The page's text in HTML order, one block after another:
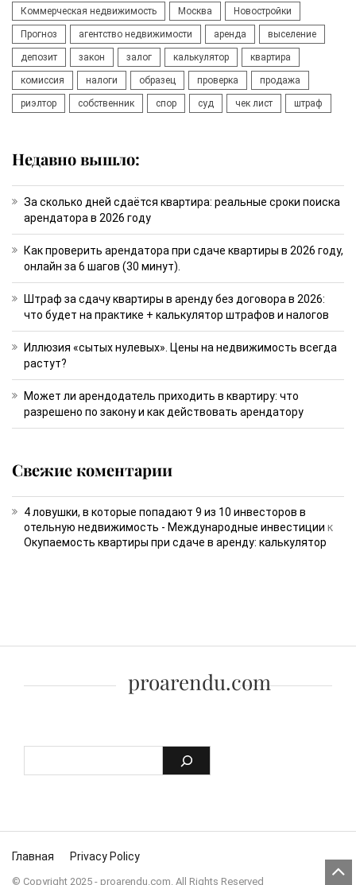
Коммерческая недвижимость Москва Новостройки
Прогноз агентство недвижимости аренда выселение
депозит закон залог калькулятор квартира
комиссия налоги образец проверка продажа
риэлтор собственник спор суд чек лист штраф
Недавно вышло:
За сколько дней сдаётся квартира: реальные сроки поиска
арендатора в 2026 году
Как проверить арендатора при сдаче квартиры в 2026 году,
онлайн за 6 шагов (30 минут).
Штраф за сдачу квартиры в аренду без договора в 2026:
что будет на практике + калькулятор штрафов и налогов
Иллюзия «сытых нулевых». Цены на недвижимость всегда
растут?
Может ли арендодатель приходить в квартиру: что
разрешено по закону и как действовать арендатору
Свежие коментарии
4 ловушки, в которые попадают 9 из 10 инвесторов в
отельную недвижимость - Международные инвестиции к
Окупаемость квартиры при сдаче в аренду: калькулятор
proarendu.com
Skip to content
Главная Privacy Policy
© Copyright 2025 - proarendu.com. All Rights Reserved